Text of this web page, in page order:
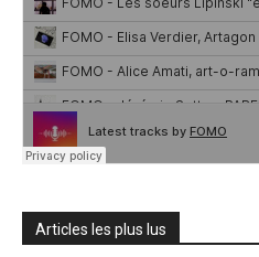
Articles les plus lus